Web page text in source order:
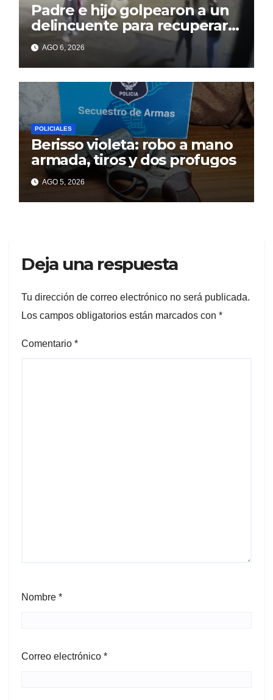
Padre e hijo golpearon a un
delincuente para recuperar
un celular robado en Berisso
AGO 6, 2026
POLICIALES
Berisso violeta: robo a mano
armada, tiros y dos profugos
AGO 5, 2026
Deja una respuesta
Tu dirección de correo electrónico no será publicada.
Los campos obligatorios están marcados con *
Comentario *
Nombre *
Correo electrónico *